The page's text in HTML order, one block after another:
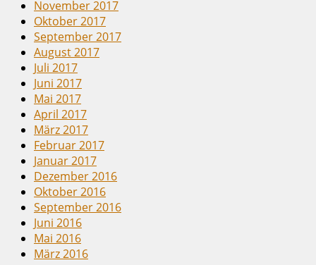
November 2017
Oktober 2017
September 2017
August 2017
Juli 2017
Juni 2017
Mai 2017
April 2017
März 2017
Februar 2017
Januar 2017
Dezember 2016
Oktober 2016
September 2016
Juni 2016
Mai 2016
März 2016